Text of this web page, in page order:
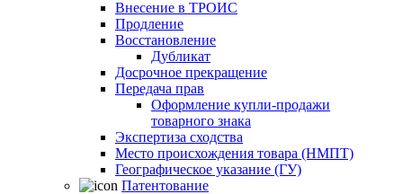
Внесение в ТРОИС
Продление
Восстановление
Дубликат
Досрочное прекращение
Передача прав
Оформление купли-продажи
товарного знака
Экспертиза сходства
Место происхождения товара (НМПТ)
Географическое указание (ГУ)
Патентование